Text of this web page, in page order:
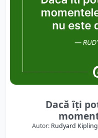
Dacă îți
Autor: Rudyard Kipling